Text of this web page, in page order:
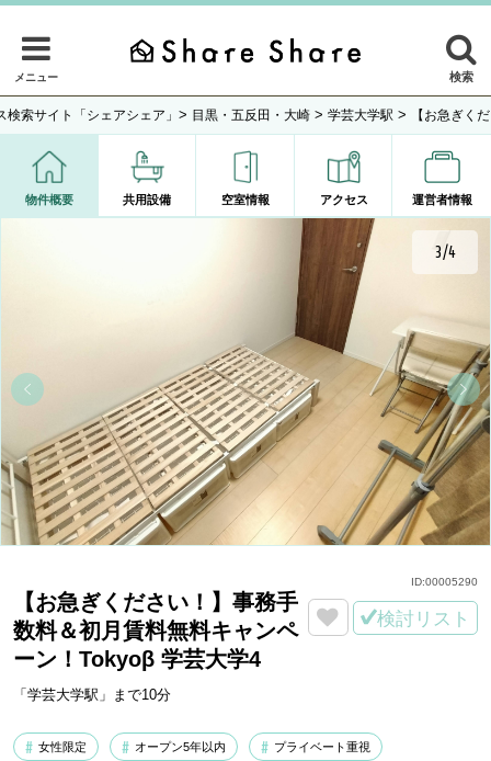
メニュー 検索
検索サイト「シェアシェア」 > 目黒・五反田・大崎 > 学芸大学駅 > 【お急ぎく
物件概要 共用設備 空室情報 アクセス 運営者情報
3/4
【お急ぎください！】事務手
数料＆初月賃料無料キャンペ
ーン！Tokyoβ 学芸大学4
「学芸大学駅」まで10分
検討リスト
女性限定 オープン5年以内 プライベート重視
ID:00005290